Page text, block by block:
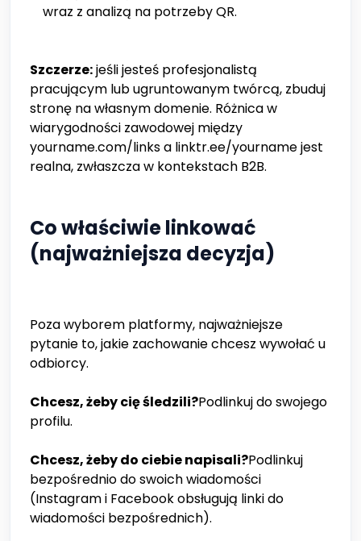
wraz z analizą na potrzeby QR.
Szczerze:jeśli jesteś profesjonalistą
pracującym lub ugruntowanym twórcą, zbuduj
stronę na własnym domenie. Różnica w
wiarygodności zawodowej między
yourname.com/links a linktr.ee/yourname jest
realna, zwłaszcza w kontekstach B2B.
Co właściwie linkować
(najważniejsza decyzja)
Poza wyborem platformy, najważniejsze
pytanie to, jakie zachowanie chcesz wywołać u
odbiorcy.
Chcesz, żeby cię śledzili?Podlinkuj do swojego
profilu.
Chcesz, żeby do ciebie napisali?Podlinkuj
bezpośrednio do swoich wiadomości
(Instagram i Facebook obsługują linki do
wiadomości bezpośrednich).